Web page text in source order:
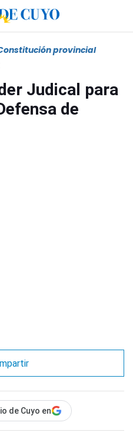
provincial
Judical para
de
de Cuyo en